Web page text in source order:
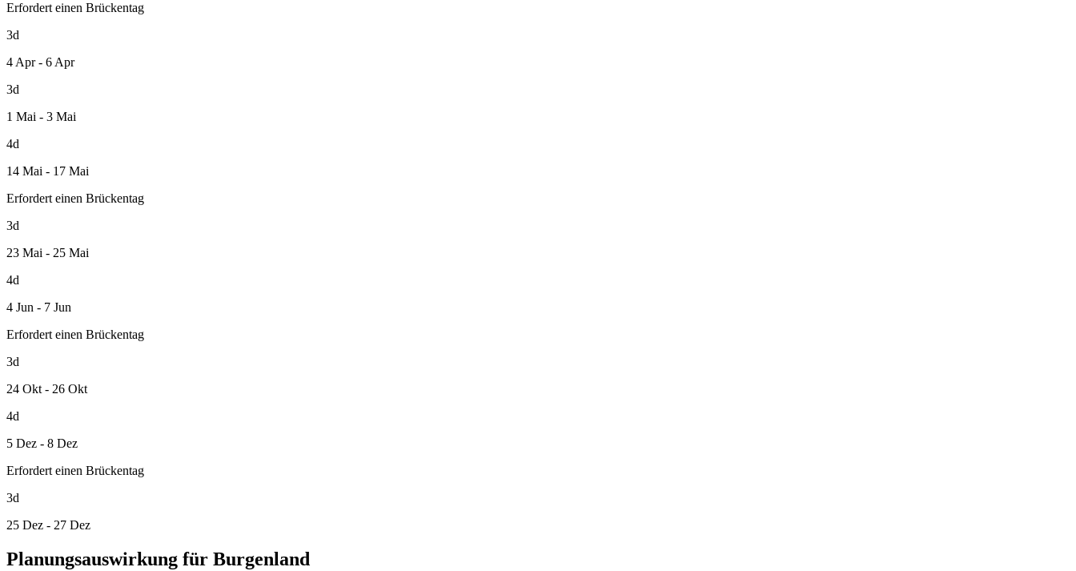
Erfordert einen Brückentag
3d
4 Apr - 6 Apr
3d
1 Mai - 3 Mai
4d
14 Mai - 17 Mai
Erfordert einen Brückentag
3d
23 Mai - 25 Mai
4d
4 Jun - 7 Jun
Erfordert einen Brückentag
3d
24 Okt - 26 Okt
4d
5 Dez - 8 Dez
Erfordert einen Brückentag
3d
25 Dez - 27 Dez
Planungsauswirkung für Burgenland